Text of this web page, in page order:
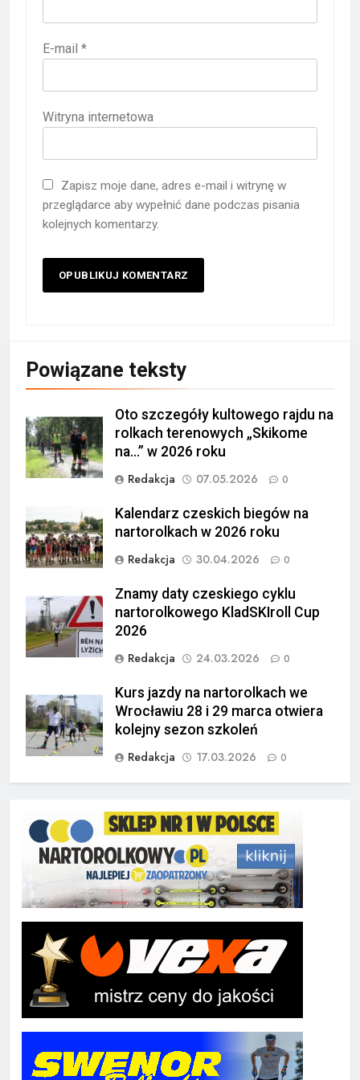
E-mail *
Witryna internetowa
Zapisz moje dane, adres e-mail i witrynę w
przeglądarce aby wypełnić dane podczas pisania
kolejnych komentarzy.
Powiązane teksty
Oto szczegóły kultowego rajdu na
rolkach terenowych „Skikome
na…” w 2026 roku
Redakcja
07.05.2026 0
Kalendarz czeskich biegów na
nartorolkach w 2026 roku
Redakcja
30.04.2026 0
Znamy daty czeskiego cyklu
nartorolkowego KladSKIroll Cup
2026
Redakcja
24.03.2026 0
Kurs jazdy na nartorolkach we
Wrocławiu 28 i 29 marca otwiera
kolejny sezon szkoleń
Redakcja
17.03.2026 0